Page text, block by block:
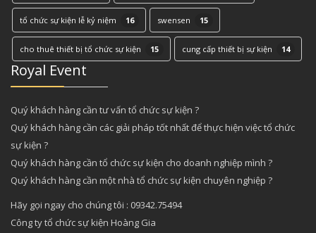
tổ chức sự kiện lễ kỷ niệm 16 swensen 15
cho thuê thiết bị tổ chức sự kiện 15 cung cấp thiết bị sự kiện 14
Royal Event
Quý khách hàng cần tư vấn tổ chức sự kiện ?
Quý khách hàng cần các giải pháp tốt nhất để thực hiện việc tổ chức
sự kiện ?
Quý khách hàng cần tổ chức sự kiện cho doanh nghiệp mình ?
Quý khách hàng cần một nhà tổ chức sự kiện chuyên nghiệp ?
Hãy gọi ngay cho chúng tôi : 09342.75494
Công ty tổ chức sự kiện Hoàng Gia